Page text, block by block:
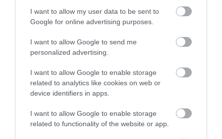
I want to allow my user data to be sent to
Google for online advertising purposes.
I want to allow Google to send me
personalized advertising.
I want to allow Google to enable storage
related to analytics like cookies on web or
device identifiers in apps.
I want to allow Google to enable storage
related to functionality of the website or app.
Συνταγή: Λαχταριστό επιδόρπιο χωρίς
ζάχαρη με πέντε υλικά